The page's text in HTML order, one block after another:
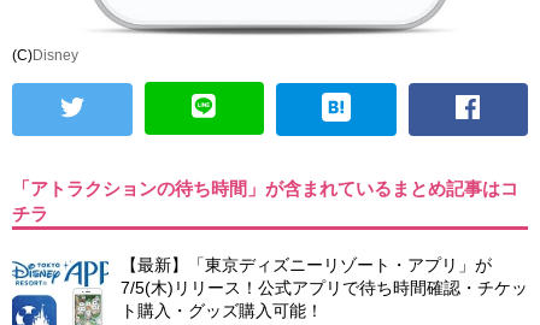
(C)Disney
「アトラクションの待ち時間」が含まれているまとめ記事はコ
チラ
【最新】「東京ディズニーリゾート・アプリ」が
7/5(木)リリース！公式アプリで待ち時間確認・チケッ
ト購入・グッズ購入可能！